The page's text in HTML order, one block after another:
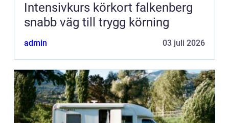
Intensivkurs körkort falkenberg
snabb väg till trygg körning
admin 03 juli 2026